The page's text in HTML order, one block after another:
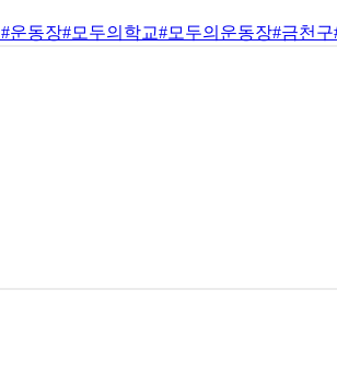
#운동장#모두의학교#모두의운동장#금천구